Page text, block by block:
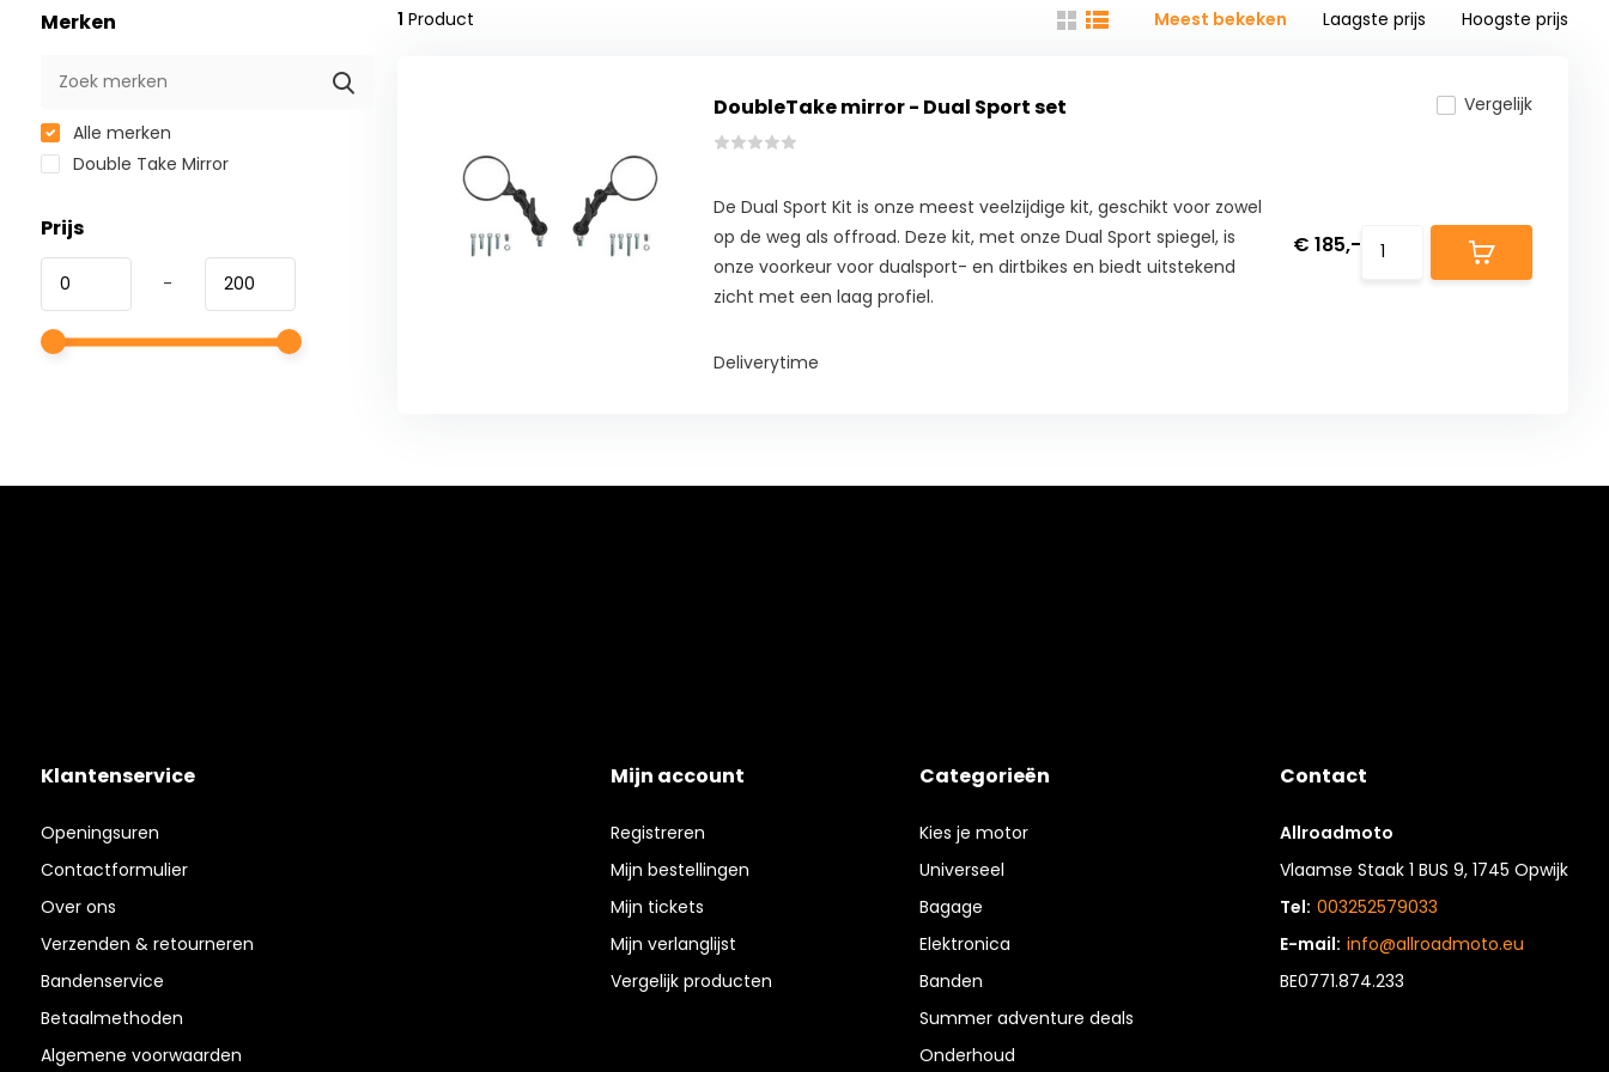
Merken
Alle merken
Double Take Mirror
Prijs
-
1 Product Meest bekeken Laagste prijs Hoogste prijs
DoubleTake mirror - Dual Sport set
De Dual Sport Kit is onze meest veelzijdige kit, geschikt voor zowel
op de weg als offroad. Deze kit, met onze Dual Sport spiegel, is
onze voorkeur voor dualsport- en dirtbikes en biedt uitstekend
zicht met een laag profiel.
Deliverytime
Vergelijk
€ 185,-
Klantenservice
Openingsuren
Contactformulier
Over ons
Verzenden & retourneren
Bandenservice
Betaalmethoden
Algemene voorwaarden
Mijn account
Registreren
Mijn bestellingen
Mijn tickets
Mijn verlanglijst
Vergelijk producten
Categorieën
Kies je motor
Universeel
Bagage
Elektronica
Banden
Summer adventure deals
Onderhoud
Contact
Allroadmoto
Vlaamse Staak 1 BUS 9, 1745 Opwijk
Tel: 003252579033
E-mail: info@allroadmoto.eu
BE0771.874.233